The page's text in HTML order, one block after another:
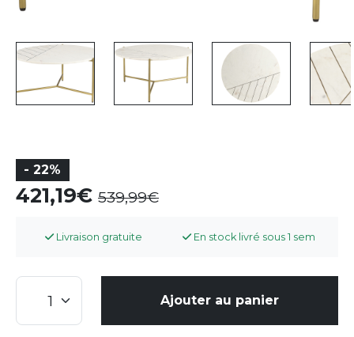
- 22%
421,19 539,99
Livraison gratuite En stock livré sous 1 sem
Ajouter au panier